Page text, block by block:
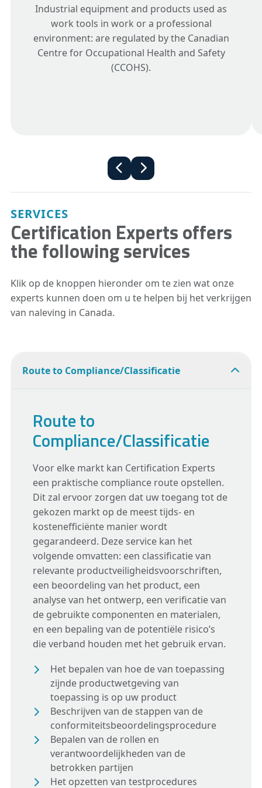
Industrial equipment and products used as
work tools in work or a professional
environment: are regulated by the Canadian
Centre for Occupational Health and Safety
(CCOHS).
SERVICES
Certification Experts offers
the following services
Klik op de knoppen hieronder om te zien wat onze
experts kunnen doen om u te helpen bij het verkrijgen
van naleving in Canada.
Route to Compliance/Classificatie
Route to
Compliance/Classificatie
Voor elke markt kan Certification Experts
een praktische compliance route opstellen.
Dit zal ervoor zorgen dat uw toegang tot de
gekozen markt op de meest tijds- en
kostenefficiënte manier wordt
gegarandeerd. Deze service kan het
volgende omvatten: een classificatie van
relevante productveiligheidsvoorschriften,
een beoordeling van het product, een
analyse van het ontwerp, een verificatie van
de gebruikte componenten en materialen,
en een bepaling van de potentiële risico’s
die verband houden met het gebruik ervan.
Het bepalen van hoe de van toepassing
zijnde productwetgeving van
toepassing is op uw product
Beschrijven van de stappen van de
conformiteitsbeoordelingsprocedure
Bepalen van de rollen en
verantwoordelijkheden van de
betrokken partijen
Het opzetten van testprocedures